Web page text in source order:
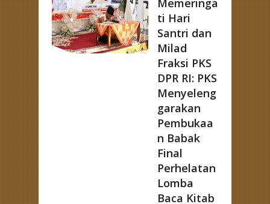
Memeringa
ti Hari
Santri dan
Milad
Fraksi PKS
DPR RI: PKS
Menyeleng
garakan
Pembukaa
n Babak
Final
Perhelatan
Lomba
Baca Kitab